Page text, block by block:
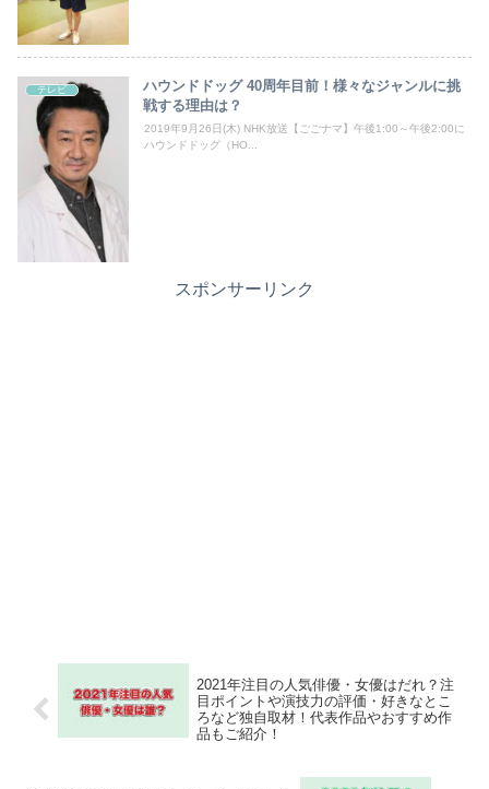
テレビ
ハウンドドッグ 40周年目前！様々なジャンルに挑
戦する理由は？
2019年9月26日(木) NHK放送【ごごナマ】午後1:00～午後2:00に
ハウンドドッグ（HO...
スポンサーリンク
2021年注目の人気俳優・女優はだれ？注
目ポイントや演技力の評価・好きなとこ
ろなど独自取材！代表作品やおすすめ作
品もご紹介！